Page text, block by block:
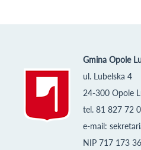
Gmina Opole
ul. Lubelska 4
24-300 Opole
tel. 81 827 72
e-mail:
NIP 717 173